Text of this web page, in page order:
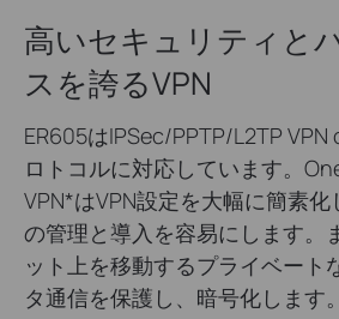
高いセキュリティと
スを誇るVPN
ER605はIPSec/PPTP/L2TP VPN
ロトコルに対応しています。
VPN*はVPN設定を大幅に簡素
の管理と導入を容易にします。
ット上を移動するプライベート
タ通信を保護し、暗号化します